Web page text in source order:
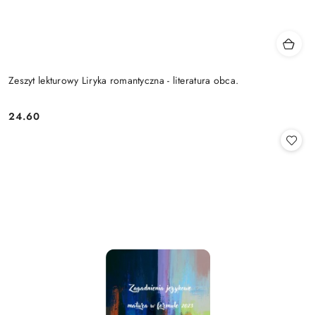
Zeszyt lekturowy Liryka romantyczna - literatura obca.
Cena:
24.60